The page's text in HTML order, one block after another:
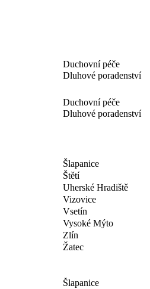
Duchovní péče
Dluhové poradenství
Duchovní péče
Dluhové poradenství
Šlapanice
Štětí
Uherské Hradiště
Vizovice
Vsetín
Vysoké Mýto
Zlín
Žatec
Šlapanice